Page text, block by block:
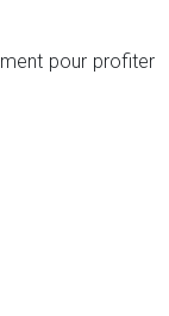
pour profiter